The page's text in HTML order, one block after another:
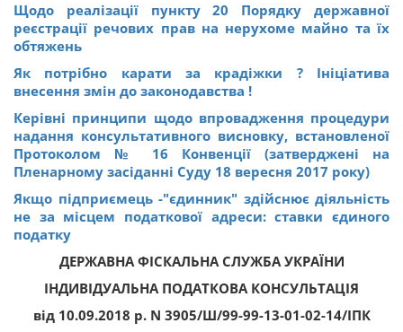
Щодо реалізації пункту 20 Порядку державної
реєстрації речових прав на нерухоме майно та їх
обтяжень
Як потрібно карати за крадіжки ? Ініціатива
внесення змін до законодавства !
Керівні принципи щодо впровадження процедури
надання консультативного висновку, встановленої
Протоколом № 16 Конвенції (затверджені на
Пленарному засіданні Суду 18 вересня 2017 року)
Якщо підприємець -"єдинник" здійcнює діяльність
не за місцем податкової адреси: ставки єдиного
податку
ДЕРЖАВНА ФІСКАЛЬНА СЛУЖБА УКРАЇНИ
ІНДИВІДУАЛЬНА ПОДАТКОВА КОНСУЛЬТАЦІЯ
від 10.09.2018 р. N 3905/Ш/99-99-13-01-02-14/ІПК